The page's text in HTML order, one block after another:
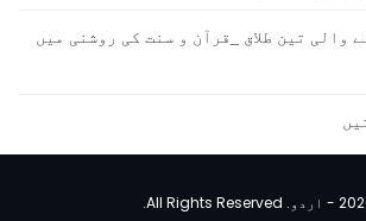
والی تین طلاق _قرآن و سنت کی روشنی میں